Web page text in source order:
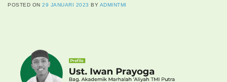
POSTED ON29 JANUARI 2023 BY ADMINTMI